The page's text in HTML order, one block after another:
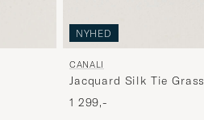
NYHED
CANALI
Jacquard Silk Tie
1 299,-